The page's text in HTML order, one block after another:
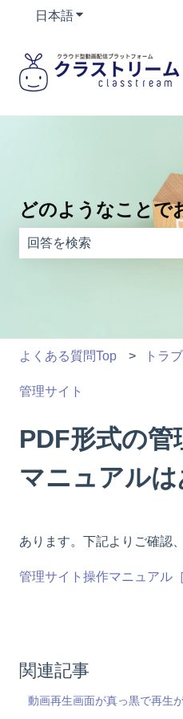
日本語翻訳のサブメニュ
どのようなことで
検索フィールドが空なので
よくある質問Top トラ
管理サイト
PDF形式の
マニュアル
あります。下記よりご確認
管理サイト操作マニュアル
関連記事
動画再生画面が真っ黒で再生